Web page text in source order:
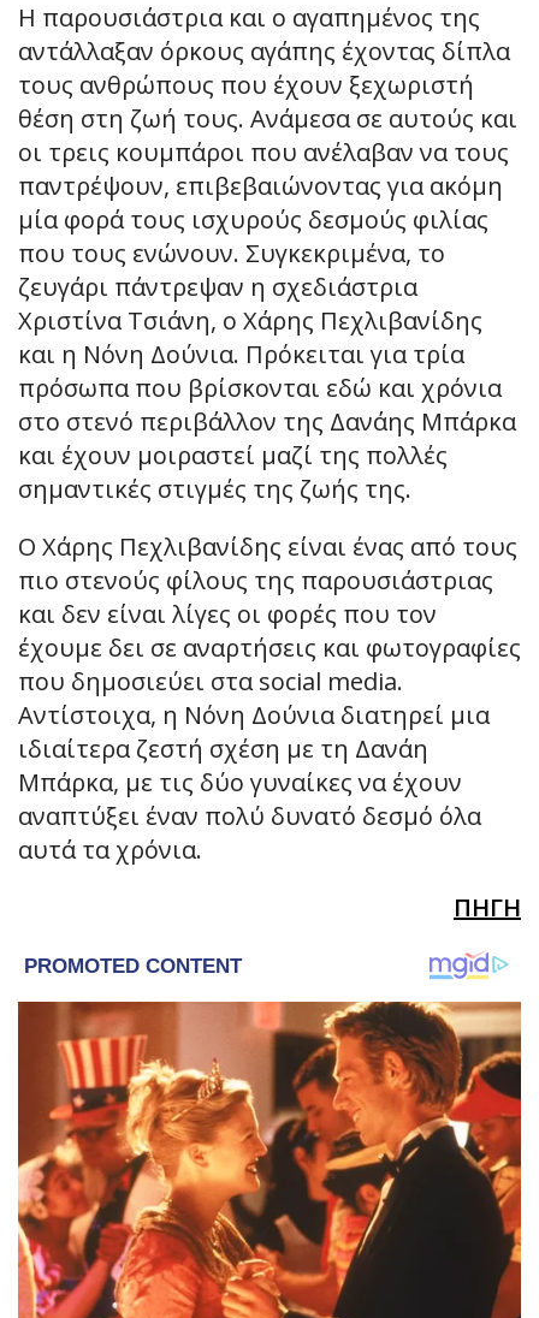
Η παρουσιάστρια και ο αγαπημένος της
αντάλλαξαν όρκους αγάπης έχοντας δίπλα
τους ανθρώπους που έχουν ξεχωριστή
θέση στη ζωή τους. Ανάμεσα σε αυτούς και
οι τρεις κουμπάροι που ανέλαβαν να τους
παντρέψουν, επιβεβαιώνοντας για ακόμη
μία φορά τους ισχυρούς δεσμούς φιλίας
που τους ενώνουν. Συγκεκριμένα, το
ζευγάρι πάντρεψαν η σχεδιάστρια
Χριστίνα Τσιάνη, ο Χάρης Πεχλιβανίδης
και η Νόνη Δούνια. Πρόκειται για τρία
πρόσωπα που βρίσκονται εδώ και χρόνια
στο στενό περιβάλλον της Δανάης Μπάρκα
και έχουν μοιραστεί μαζί της πολλές
σημαντικές στιγμές της ζωής της.
Ο Χάρης Πεχλιβανίδης είναι ένας από τους
πιο στενούς φίλους της παρουσιάστριας
και δεν είναι λίγες οι φορές που τον
έχουμε δει σε αναρτήσεις και φωτογραφίες
που δημοσιεύει στα social media.
Αντίστοιχα, η Νόνη Δούνια διατηρεί μια
ιδιαίτερα ζεστή σχέση με τη Δανάη
Μπάρκα, με τις δύο γυναίκες να έχουν
αναπτύξει έναν πολύ δυνατό δεσμό όλα
αυτά τα χρόνια.
ΠΗΓΗ